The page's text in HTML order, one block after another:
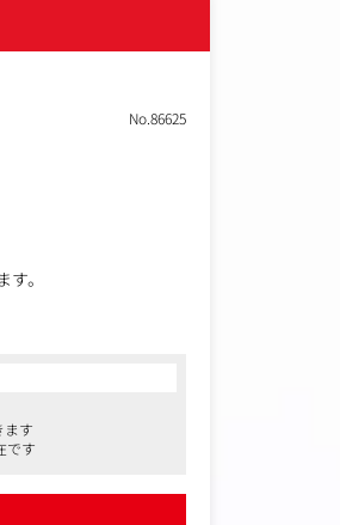
No.86625
。
す
です